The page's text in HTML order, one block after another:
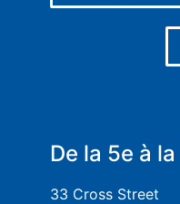
De la 5e à
33 Cross Street